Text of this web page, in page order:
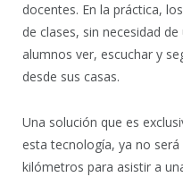
docentes. En la práctica,
de clases, sin necesidad
alumnos ver, escuchar y
desde sus casas.
Una solución que es
esta tecnología, ya no
kilómetros para asistir a